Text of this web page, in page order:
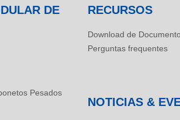
DE
Pesados
RECURSOS
Download de Documento
Perguntas frequentes
NOTICIAS &